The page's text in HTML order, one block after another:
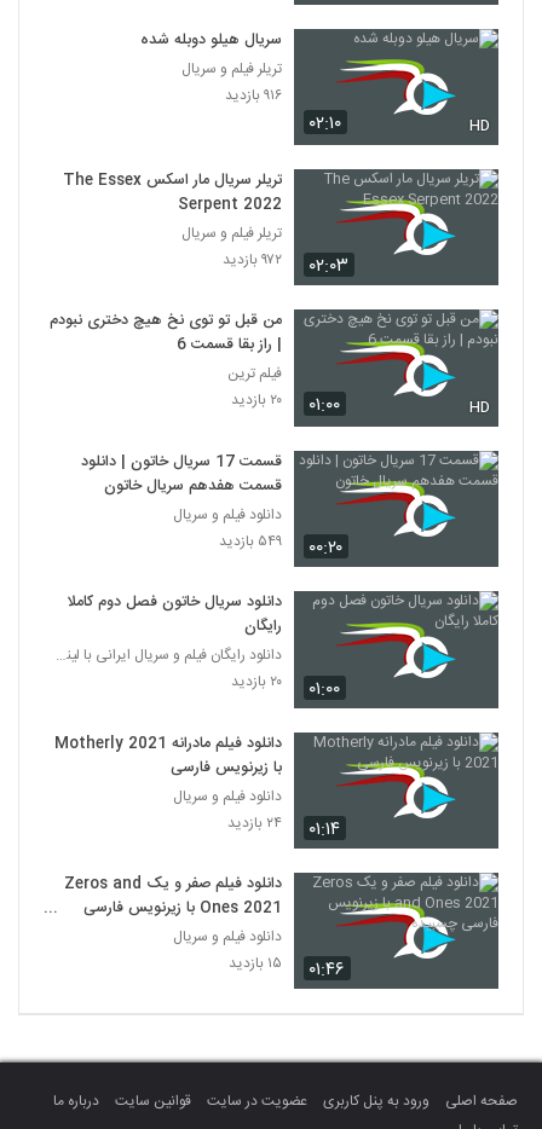
۰۲:۱۰ HD
سریال هیلو دوبله شده
تریلر فیلم و سریال
۹۱۶ بازدید
۰۲:۰۳
تریلر سریال مار اسکس The Essex
Serpent 2022
تریلر فیلم و سریال
۹۷۲ بازدید
۰۱:۰۰ HD
من قبل تو توی نخ هیچ دختری نبودم
| راز بقا قسمت 6
فیلم ترین
۲۰ بازدید
۰۰:۲۰
قسمت 17 سریال خاتون | دانلود
قسمت هفدهم سریال خاتون
دانلود فیلم و سریال
۵۴۹ بازدید
۰۱:۰۰
دانلود سریال خاتون فصل دوم کاملا
رایگان
دانلود رایگان فیلم و سریال ایرانی با لینک مستقیم
۲۰ بازدید
۰۱:۱۴
دانلود فیلم مادرانه Motherly 2021
با زیرنویس فارسی
دانلود فیلم و سریال
۲۴ بازدید
۰۱:۴۶
دانلود فیلم صفر و یک Zeros and
Ones 2021 با زیرنویس فارسی
چسبیده
دانلود فیلم و سریال
۱۵ بازدید
صفحه اصلی ورود به پنل کاربری عضویت در سایت قوانین سایت
درباره ما